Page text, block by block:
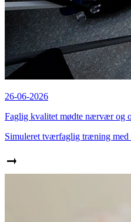
26-06-2026
Faglig kvalitet mødte nærvær og
Simuleret tværfaglig træning med